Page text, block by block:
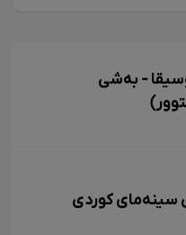
- بەشی
سینەمای کوردی